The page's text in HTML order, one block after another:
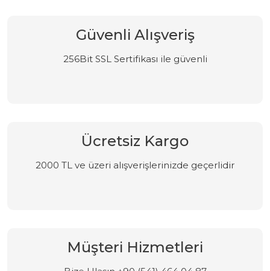
Güvenli Alışveriş
256Bit SSL Sertifikası ile güvenli
Ücretsiz Kargo
2000 TL ve üzeri alışverişlerinizde geçerlidir
Müşteri Hizmetleri